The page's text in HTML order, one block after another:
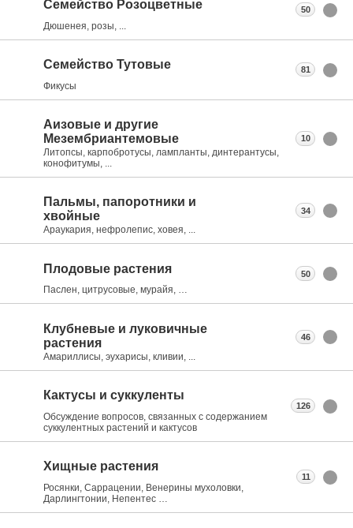
Семейство Розоцветные
Дюшенея, розы, ...
50
Семейство Тутовые
Фикусы
81
Аизовые и другие
Мезембриантемовые
Литопсы, карпобротусы, лампланты, динтерантусы,
конофитумы, ...
10
Пальмы, папоротники и
хвойные
Араукария, нефролепис, ховея, ...
34
Плодовые растения
Паслен, цитрусовые, мурайя, …
50
Клубневые и луковичные
растения
Амариллисы, эухарисы, кливии, ...
46
Кактусы и суккуленты
Обсуждение вопросов, связанных с содержанием
суккулентных растений и кактусов
126
Хищные растения
Росянки, Саррацении, Венерины мухоловки,
Дарлингтонии, Непентес …
11